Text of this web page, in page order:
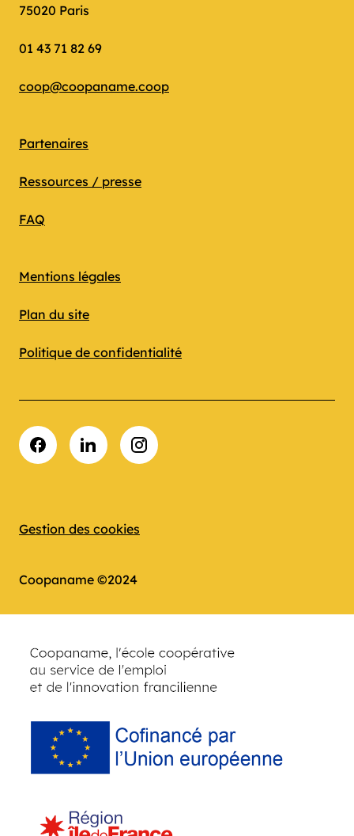
75020 Paris
01 43 71 82 69
coop@coopaname.coop
Partenaires
Ressources / presse
FAQ
Mentions légales
Plan du site
Politique de confidentialité
Gestion des cookies
Coopaname ©2024